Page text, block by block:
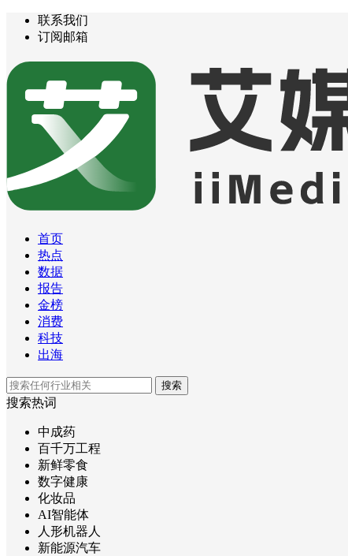
联系我们
订阅邮箱
首页
热点
数据
报告
金榜
消费
科技
出海
搜索
搜索热词
中成药
百千万工程
新鲜零食
数字健康
化妆品
AI智能体
人形机器人
新能源汽车